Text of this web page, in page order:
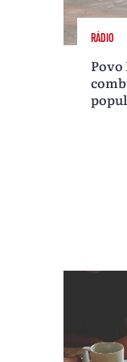
RÁDIO
Povo